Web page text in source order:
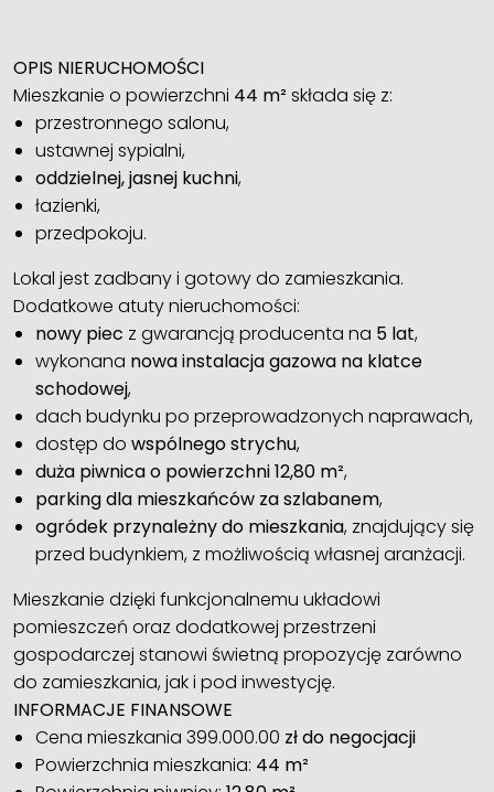
OPIS NIERUCHOMOŚCI
Mieszkanie o powierzchni 44 m² składa się z:
przestronnego salonu,
ustawnej sypialni,
oddzielnej, jasnej kuchni,
łazienki,
przedpokoju.
Lokal jest zadbany i gotowy do zamieszkania.
Dodatkowe atuty nieruchomości:
nowy piec z gwarancją producenta na 5 lat,
wykonana nowa instalacja gazowa na klatce
schodowej,
dach budynku po przeprowadzonych naprawach,
dostęp do wspólnego strychu,
duża piwnica o powierzchni 12,80 m²,
parking dla mieszkańców za szlabanem,
ogródek przynależny do mieszkania, znajdujący się
przed budynkiem, z możliwością własnej aranżacji.
Mieszkanie dzięki funkcjonalnemu układowi
pomieszczeń oraz dodatkowej przestrzeni
gospodarczej stanowi świetną propozycję zarówno
do zamieszkania, jak i pod inwestycję.
INFORMACJE FINANSOWE
Cena mieszkania 399.000.00 zł do negocjacji
Powierzchnia mieszkania: 44 m²